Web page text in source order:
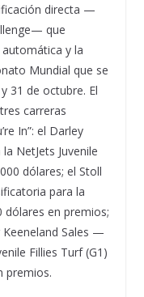
directa —
que
y la
Mundial que se
31 de octubre. El
carreras
In”: el Darley
NetJets Juvenile
dólares; el Stoll
para la
dólares en premios;
Keeneland Sales —
Fillies Turf (G1)
premios.